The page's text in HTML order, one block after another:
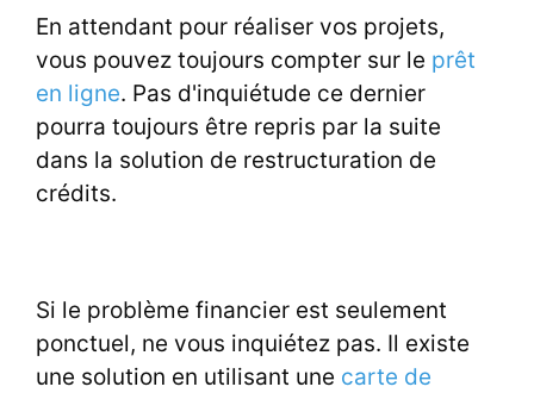
En attendant pour réaliser vos projets,
vous pouvez toujours compter sur le prêt
en ligne. Pas d'inquiétude ce dernier
pourra toujours être repris par la suite
dans la solution de restructuration de
crédits.
Si le problème financier est seulement
ponctuel, ne vous inquiétez pas. Il existe
une solution en utilisant une carte de